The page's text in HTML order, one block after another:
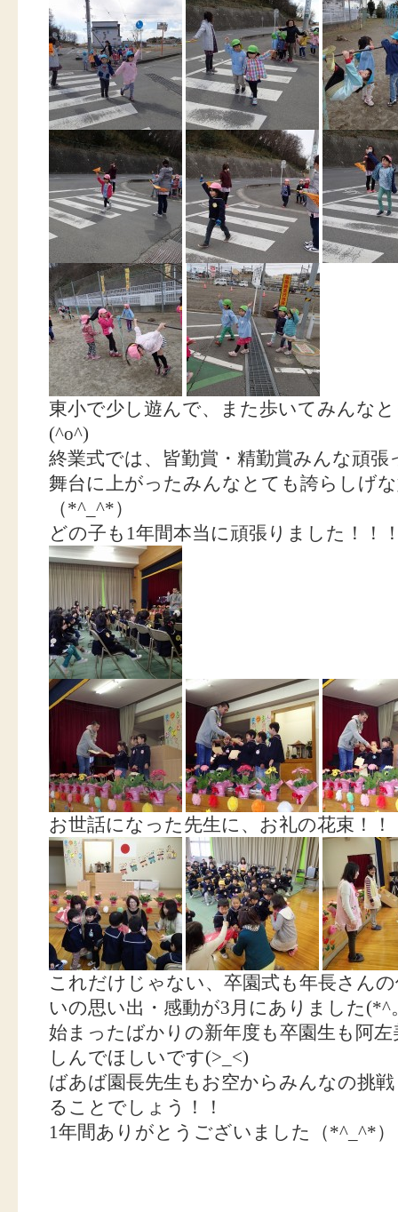
東小で少し遊んで、また歩いてみんな
(^o^)
終業式では、皆勤賞・精勤賞みんな頑張
舞台に上がったみんなとても誇らしげ
（*^_^*）
どの子も1年間本当に頑張りました！！
お世話になった先生に、お礼の花束！！
これだけじゃない、卒園式も年長さん
いの思い出・感動が3月にありました(*^
始まったばかりの新年度も卒園生も阿
しんでほしいです(>_<)
ばあば園長先生もお空からみんなの挑
ることでしょう！！
1年間ありがとうございました（*^_^*）